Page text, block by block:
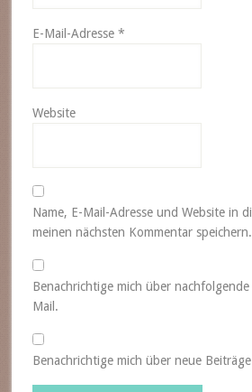
E-Mail-Adresse *
Website
Name, E-Mail-Adresse und Website in
meinen nächsten Kommentar speichern.
Benachrichtige mich über
Mail.
Benachrichtige mich über neue